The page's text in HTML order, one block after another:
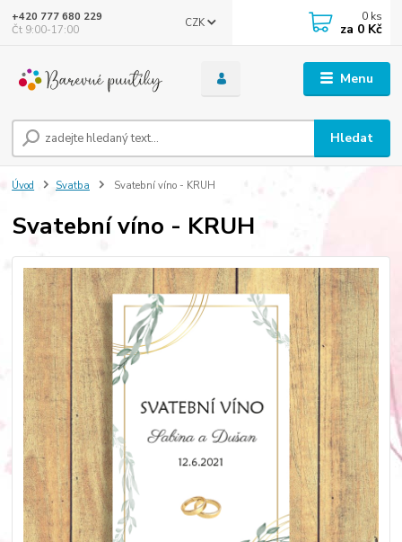
Menu
CZK
Hledat
+420 777 680 229
Čt 9:00-17:00
0 ks
za 0 Kč
Úvod Svatba Svatební víno - KRUH
Svatební víno - KRUH